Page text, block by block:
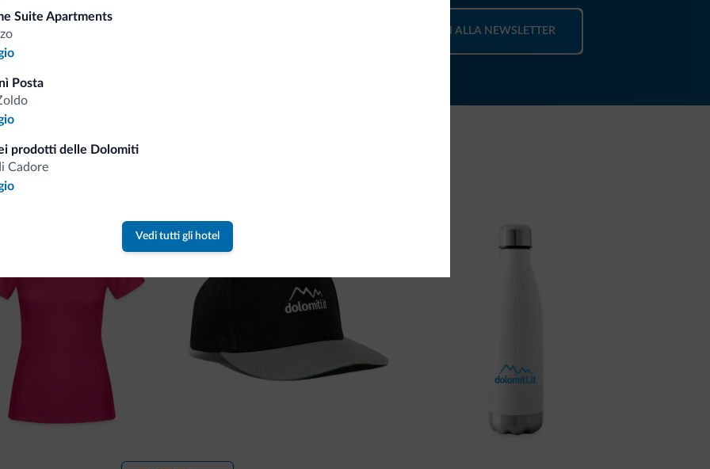
Suite Apartments
Posta
prodotti delle Dolomiti
Cadore
Vedi tutti gli hotel
ISCRIVITI ALLA NEWSLETTER
collezione
firmata Dolomiti.it!